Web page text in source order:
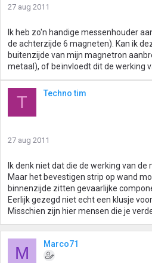
27 aug 2011
Ik heb zo'n handige messenhouder
de achterzijde 6 magneten). Kan ik
buitenzijde van mijn magnetron
metaal), of beïnvloedt dit de werking
T Techno tim
27 aug 2011
Ik denk niet dat die de werking van de
Maar het bevestigen strip op wand
binnenzijde zitten gevaarlijke
Eerlijk gezegd niet echt een klusje
Misschien zijn hier mensen die je
M Marco71